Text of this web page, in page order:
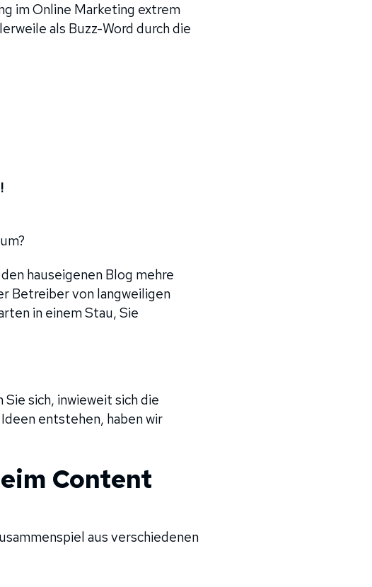
im Online Marketing extrem
als Buzz-Word durch die
hauseigenen Blog mehre
Betreiber von langweiligen
in einem Stau, Sie
sich, inwieweit sich die
entstehen, haben wir
Content
aus verschiedenen